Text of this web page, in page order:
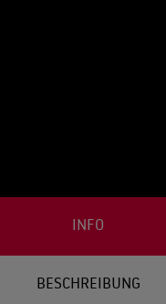
INFO
BESCHREIBUNG